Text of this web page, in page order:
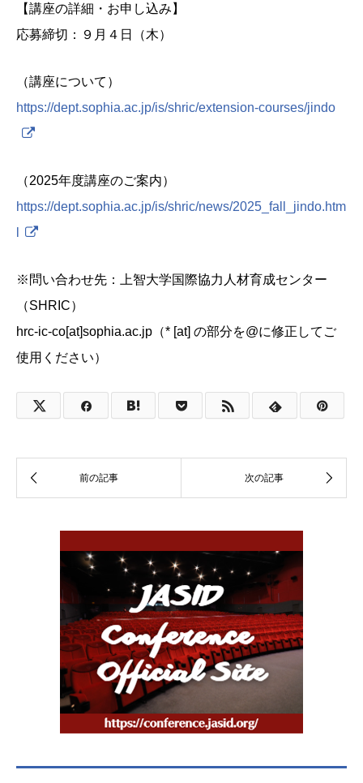
【講座の詳細・お申し込み】
応募締切：９月４日（木）
（講座について）
https://dept.sophia.ac.jp/is/shric/extension-courses/jindo
（2025年度講座のご案内）
https://dept.sophia.ac.jp/is/shric/news/2025_fall_jindo.htm
※問い合わせ先：上智大学国際協力人材育成センター
（SHRIC）
hrc-ic-co[at]sophia.ac.jp（* [at] の部分を@に修正してご
使用ください）